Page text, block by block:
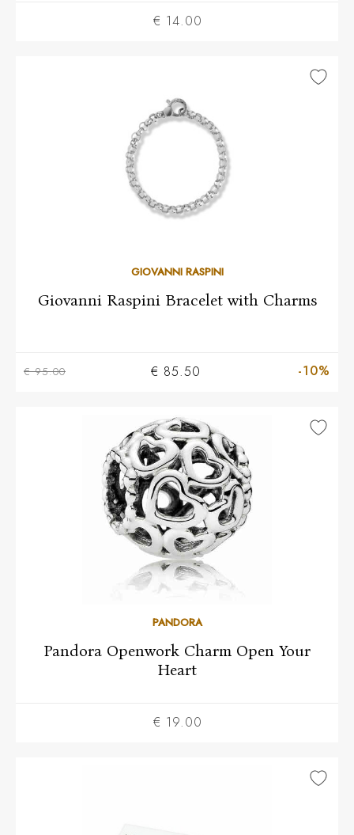
€ 14.00
GIOVANNI RASPINI
Giovanni Raspini Bracelet with Charms
€ 95.00 € 85.50 -10%
PANDORA
Pandora Openwork Charm Open Your
Heart
€ 19.00